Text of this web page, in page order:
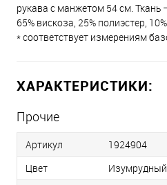
рукава с манжетом 54 см. Ткань
65% вискоза, 25% полиэстер,
* соответствует измерениям
ХАРАКТЕРИСТИКИ:
Прочие
Артикул
1924904
Цвет
Изумрудный